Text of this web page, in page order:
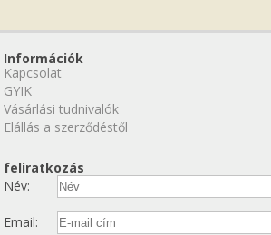
Információk
Kapcsolat
GYIK
Vásárlási tudnivalók
Elállás a szerződéstől
feliratkozás
Név:
Email: